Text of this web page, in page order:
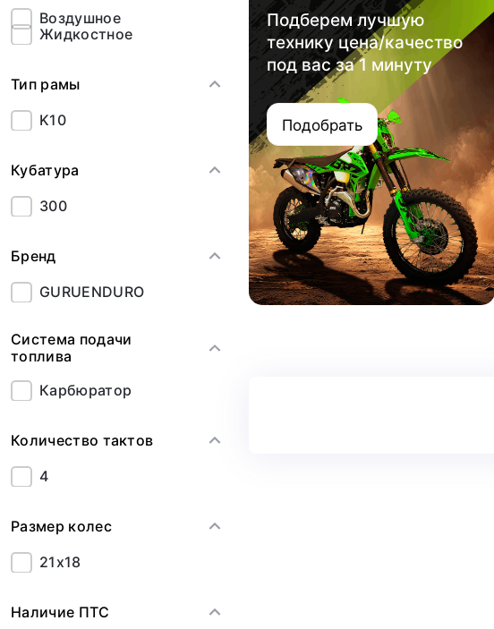
Воздушное
Жидкостное
Тип рамы
K10
Кубатура
300
Бренд
GURUENDURO
Система подачи
топлива
Карбюратор
Количество тактов
4
Размер колес
21x18
Наличие ПТС
Подберем лучшую
технику цена/качество
под вас за 1 минуту
Подобрать